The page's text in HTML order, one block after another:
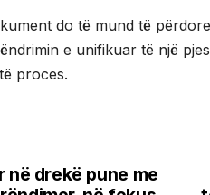
do të mund të
e unifikuar të një
proces.
në drekë pune me